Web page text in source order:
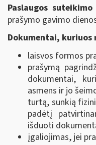
Paslaugos
prašymo gavimo
Dokumentai,
laisvos formos
prašymą
dokumentai,
asmens ir jo
turtą, sunkią
padėtį
išduoti
įgaliojimas, jei